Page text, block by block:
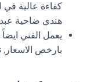
كفاءة عالية
هندي ضاحية عبد
يعمل الفني
بارخص